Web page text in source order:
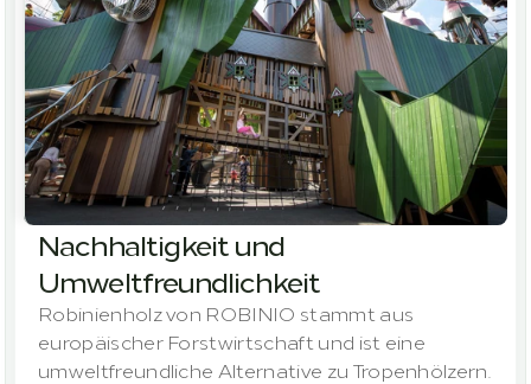
Nachhaltigkeit und
Umweltfreundlichkeit
Robinienholz von ROBINIO stammt aus
europäischer Forstwirtschaft und ist eine
umweltfreundliche Alternative zu Tropenhölzern.